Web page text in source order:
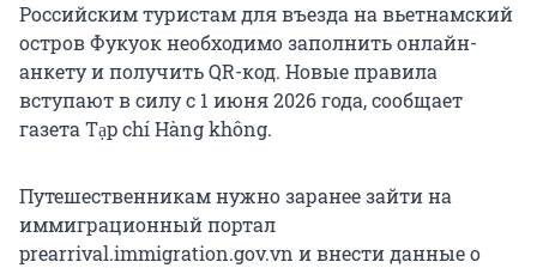
Российским туристам для въезда на вьетнамский
остров Фукуок необходимо заполнить онлайн-
анкету и получить QR-код. Новые правила
вступают в силу с 1 июня 2026 года, сообщает
газета Tạp chí Hàng không.
Путешественникам нужно заранее зайти на
иммиграционный портал
prearrival.immigration.gov.vn и внести данные о